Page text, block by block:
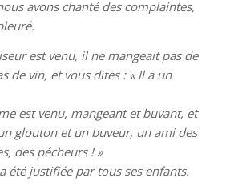
avons chanté des complaintes,
est venu, il ne mangeait pas de
de vin, et vous dites : « Il a un
est venu, mangeant et buvant, et
glouton et un buveur, un ami des
des pécheurs ! »
été justifiée par tous ses enfants.